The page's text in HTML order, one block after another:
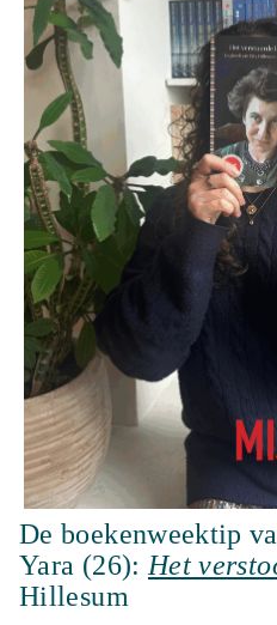
De boekenweektip
Yara (26): Het
Hillesum